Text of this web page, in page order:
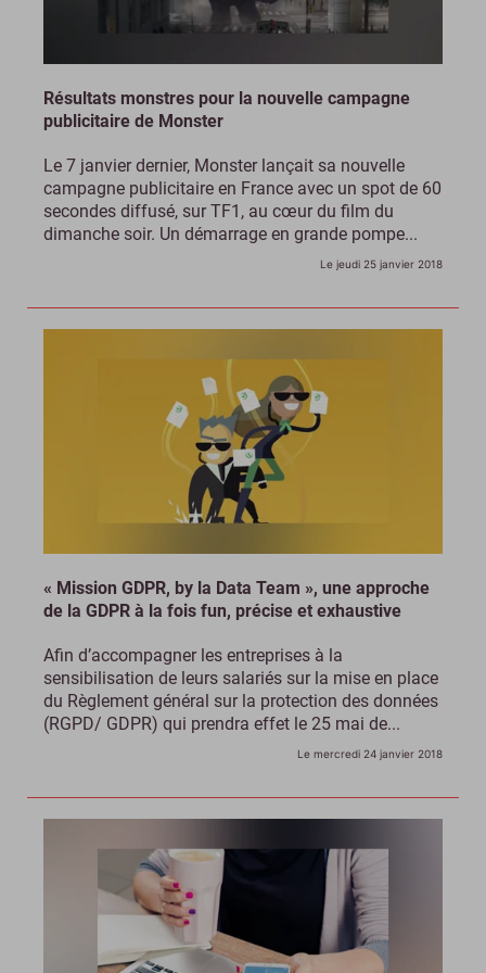
Résultats monstres pour la nouvelle campagne
publicitaire de Monster
Le 7 janvier dernier, Monster lançait sa nouvelle
campagne publicitaire en France avec un spot de 60
secondes diffusé, sur TF1, au cœur du film du
dimanche soir. Un démarrage en grande pompe...
Le jeudi 25 janvier 2018
« Mission GDPR, by la Data Team », une approche
de la GDPR à la fois fun, précise et exhaustive
Afin d’accompagner les entreprises à la
sensibilisation de leurs salariés sur la mise en place
du Règlement général sur la protection des données
(RGPD/ GDPR) qui prendra effet le 25 mai de...
Le mercredi 24 janvier 2018